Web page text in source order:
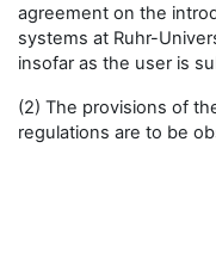
agreement on the
systems at Ruhr-
insofar as the user is
(2) The provisions of
regulations are to be